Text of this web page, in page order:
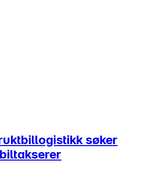
søker